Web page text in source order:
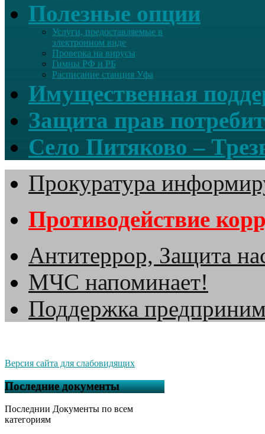
Полезные опции
Услуги, предоставляемые в
электронном виде
Проверка на вирусы
Гимны РФ и РБ
Расписание станция Уфа
Имущественная
Защита прав
Село Питяково –
Прокуратура
Противодействие
Антитеррор, Защита
МЧС напоминает!
Поддержка
Версия сайта для слабовидящих
Последние документы
Последнии Документы по всем
категориям